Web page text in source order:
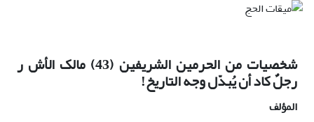
شخصيات من الحرمين الشريفين (43) مالک الأش ر
رجلٌ کاد أن يُبدّل وجه التاريخ!
المؤلف